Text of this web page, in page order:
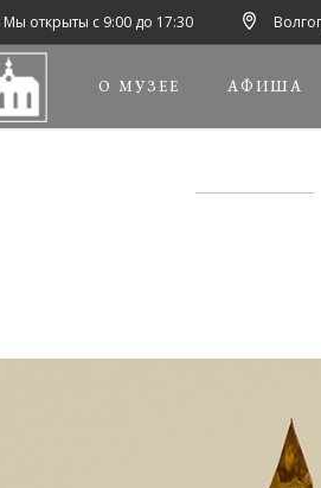
Мы открыты с 9:00 до 17:30
О МУЗЕЕ
АФИША